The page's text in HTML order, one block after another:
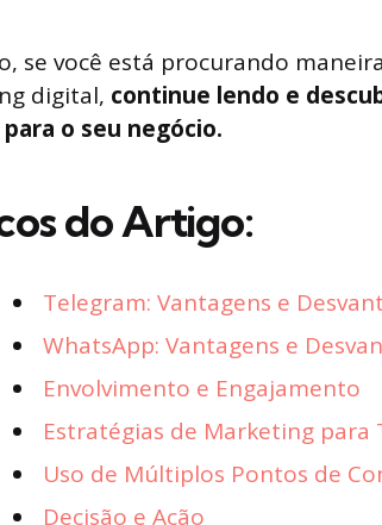
se você está procurando
digital, continue lendo e
o seu negócio.
do Artigo:
Telegram: Vantagens e
WhatsApp: Vantagens e
Envolvimento e Engajamento
Estratégias de Marketing para
Uso de Múltiplos Pontos de
Decisão e Ação